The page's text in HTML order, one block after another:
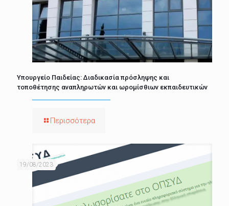
Υπουργείο Παιδείας: Διαδικασία πρόσληψης και
τοποθέτησης αναπληρωτών και ωρομίσθιων εκπαιδευτικών
Περισσότερα
19/08/2023